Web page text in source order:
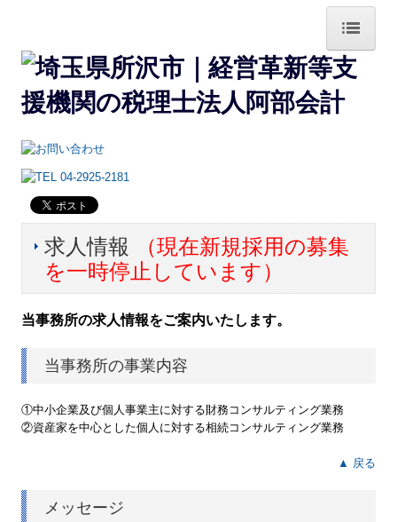
ホーム
阿部会計の特長
業務案内
病院・診療所の皆様へ
経理業務自動化支援
よくある質問
求人情報
求人情報
（現在新規採用の募集
を一時停止しています）
当事務所の求人情報をご案内いたします。
当事務所の事業内容
①中小企業及び個人事業主に対する財務コンサルティング業務
②資産家を中心とした個人に対する相続コンサルティング業務
▲ 戻る
メッセージ